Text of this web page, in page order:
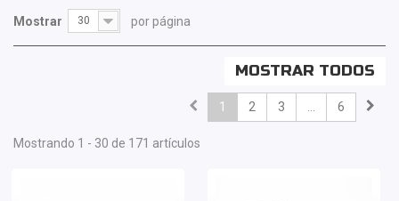
Mostrar 30 por página
MOSTRAR TODOS
1 2 3 ... 6
Mostrando 1 - 30 de 171 artículos